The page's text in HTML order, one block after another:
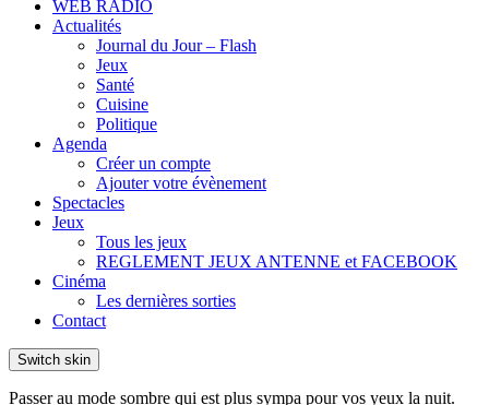
WEB RADIO
Actualités
Journal du Jour – Flash
Jeux
Santé
Cuisine
Politique
Agenda
Créer un compte
Ajouter votre évènement
Spectacles
Jeux
Tous les jeux
REGLEMENT JEUX ANTENNE et FACEBOOK
Cinéma
Les dernières sorties
Contact
Switch skin
Passer au mode sombre qui est plus sympa pour vos yeux la nuit.